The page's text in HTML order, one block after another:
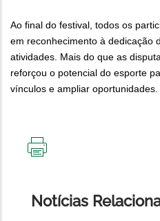
Ao final do festival, todos os
em reconhecimento à dedicação
atividades. Mais do que as
reforçou o potencial do esporte
vínculos e ampliar oportunidades.
Notícias